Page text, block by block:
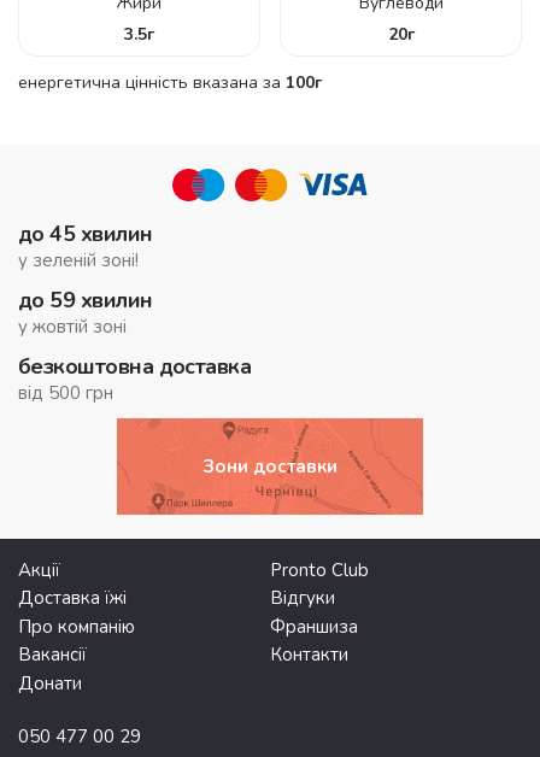
3.5г
20г
енергетична цінність вказана за 100г
до 45 хвилин
у зеленій зоні!
до 59 хвилин
у жовтій зоні
безкоштовна доставка
від 500 грн
Зони доставки
Акції
Pronto Club
Доставка їжі
Відгуки
Про компанію
Франшиза
Вакансії
Контакти
Донати
050 477 00 29